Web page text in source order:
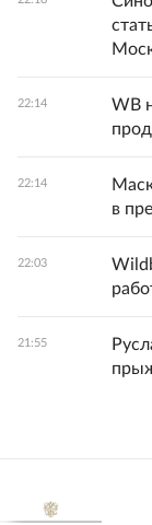
22:14
WB
22:14
в
22:03
21:55